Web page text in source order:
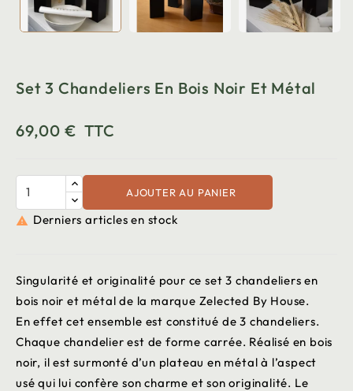
Set 3 Chandeliers En Bois Noir Et Métal
69,00 € TTC
AJOUTER AU PANIER
 Derniers articles en stock
Singularité et originalité pour ce set 3 chandeliers en
bois noir et métal de la marque Zelected By House.
En effet cet ensemble est constitué de 3 chandeliers.
Chaque chandelier est de forme carrée. Réalisé en bois
noir, il est surmonté d’un plateau en métal à l’aspect
usé qui lui confère son charme et son originalité. Le